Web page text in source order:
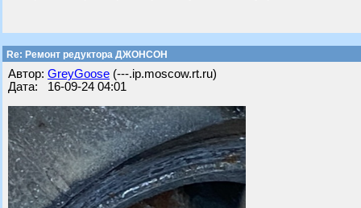
Re: Ремонт редуктора ДЖОНСОН
Автор: GreyGoose (---.ip.moscow.rt.ru)
Дата: 16-09-24 04:01